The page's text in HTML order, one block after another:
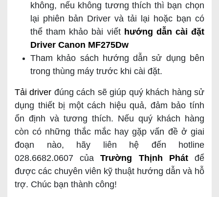
không, nếu không tương thích thì bạn chọn
lại phiên bản Driver và tải lại hoặc bạn có
thể tham khảo bài viết hướng dẫn cài đặt
Driver Canon MF275Dw
Tham khảo sách hướng dẫn sử dụng bên
trong thùng máy trước khi cài đặt.
Tải driver đúng cách sẽ giúp quý khách hàng sử
dụng thiết bị một cách hiệu quả, đảm bảo tính
ổn định và tương thích. Nếu quý khách hàng
còn có những thắc mắc hay gặp vấn đề ở giai
đoạn nào, hãy liên hệ đến hotline
028.6682.0607 củaTrường Thịnh Phátđể
được các chuyên viên kỹ thuật hướng dẫn và hỗ
trợ. Chúc bạn thành công!